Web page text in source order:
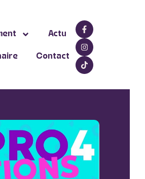
Actu
Contact